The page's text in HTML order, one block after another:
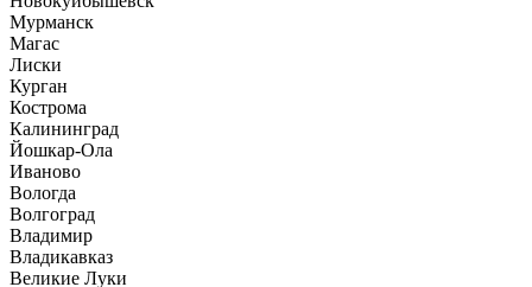
Мурманск
Магас
Лиски
Курган
Кострома
Калининград
Йошкар-Ола
Иваново
Вологда
Волгоград
Владимир
Владикавказ
Великие Луки